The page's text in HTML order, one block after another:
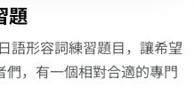
題
語形容詞練習題目，讓希望
，有一個相對合適的專門